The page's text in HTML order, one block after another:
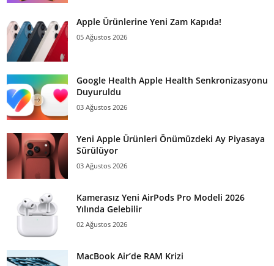
Apple Ürünlerine Yeni Zam Kapıda!
05 Ağustos 2026
Google Health Apple Health Senkronizasyonu
Duyuruldu
03 Ağustos 2026
Yeni Apple Ürünleri Önümüzdeki Ay Piyasaya
Sürülüyor
03 Ağustos 2026
Kamerasız Yeni AirPods Pro Modeli 2026
Yılında Gelebilir
02 Ağustos 2026
MacBook Air’de RAM Krizi